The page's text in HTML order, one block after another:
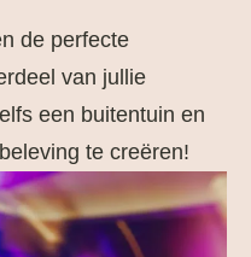
de perfecte
van jullie
een buitentuin en
te creëren!